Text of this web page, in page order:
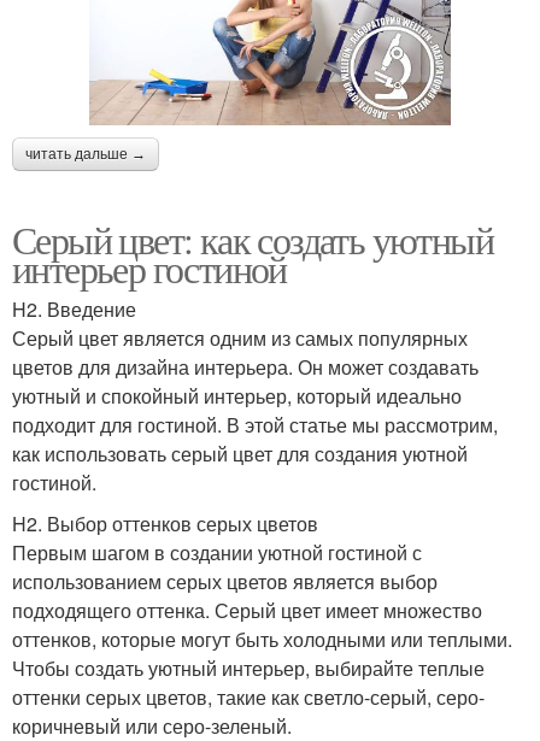
читать дальше →
Серый цвет: как создать уютный
интерьер гостиной
H2. Введение
Серый цвет является одним из самых популярных
цветов для дизайна интерьера. Он может создавать
уютный и спокойный интерьер, который идеально
подходит для гостиной. В этой статье мы рассмотрим,
как использовать серый цвет для создания уютной
гостиной.
H2. Выбор оттенков серых цветов
Первым шагом в создании уютной гостиной с
использованием серых цветов является выбор
подходящего оттенка. Серый цвет имеет множество
оттенков, которые могут быть холодными или теплыми.
Чтобы создать уютный интерьер, выбирайте теплые
оттенки серых цветов, такие как светло-серый, серо-
коричневый или серо-зеленый.